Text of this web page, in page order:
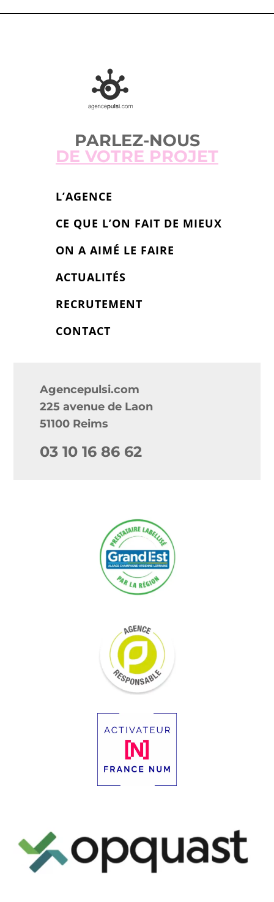
PARLEZ-NOUS
DE VOTRE PROJET
L’AGENCE
CE QUE L’ON FAIT DE MIEUX
ON A AIMÉ LE FAIRE
ACTUALITÉS
RECRUTEMENT
CONTACT
Agencepulsi.com
225 avenue de Laon
51100 Reims
03 10 16 86 62